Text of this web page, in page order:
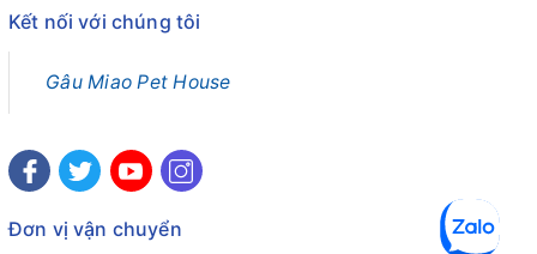
Kết nối với chúng tôi
Gâu Miao Pet House
Đơn vị vận chuyển